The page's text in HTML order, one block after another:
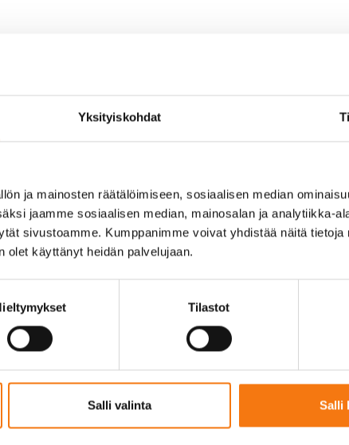
Yksityiskohdat
ja mainosten räätälöimiseen, sosiaalisen median
jaamme sosiaalisen median, mainosalan ja analytiikka-
sivustoamme. Kumppanimme voivat yhdistää näitä tietoja
olet käyttänyt heidän palvelujaan.
Tilastot
Salli valinta Salli
poistettu tai se ei ole saatavilla: comments